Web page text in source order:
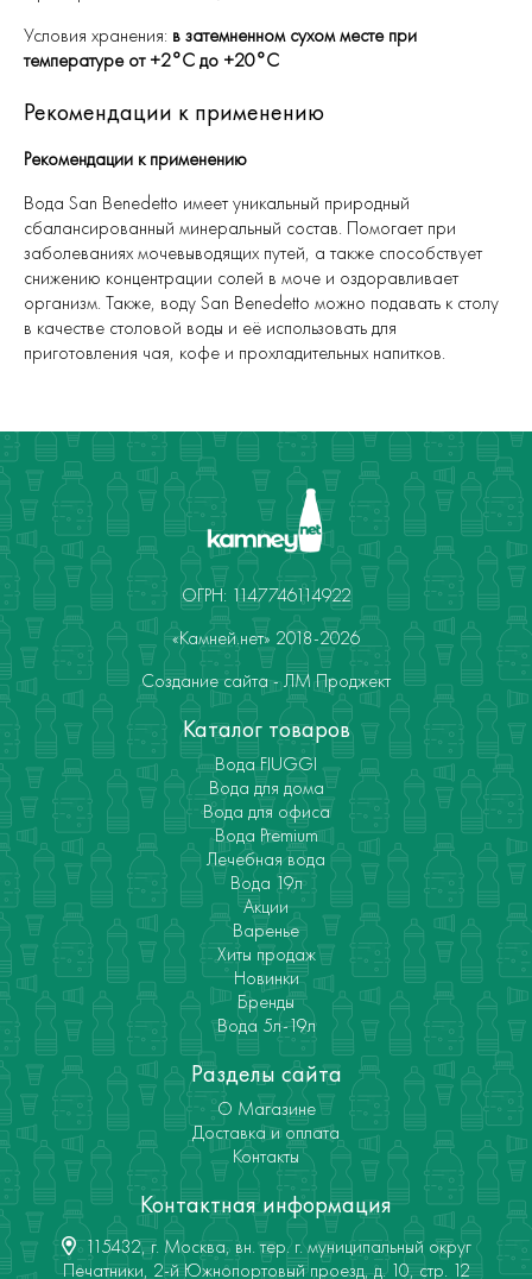
Условия хранения: в затемненном сухом месте при
температуре от +2°C до +20°C
Рекомендации к применению
Рекомендации к применению
Вода San Benedetto имеет уникальный природный
сбалансированный минеральный состав. Помогает при
заболеваниях мочевыводящих путей, а также способствует
снижению концентрации солей в моче и оздоравливает
организм. Также, воду San Benedetto можно подавать к столу
в качестве столовой воды и её использовать для
приготовления чая, кофе и прохладительных напитков.
ОГРН: 1147746114922
«Камней.нет» 2018-2026
Создание сайта - ЛМ Проджект
Каталог товаров
Вода FIUGGI
Вода для дома
Вода для офиса
Вода Premium
Лечебная вода
Вода 19л
Акции
Варенье
Хиты продаж
Новинки
Бренды
Вода 5л-19л
Разделы сайта
О Магазине
Доставка и оплата
Контакты
Контактная информация
115432, г. Москва, вн. тер. г. муниципальный округ
Печатники, 2-й Южнопортовый проезд, д. 10, стр. 12